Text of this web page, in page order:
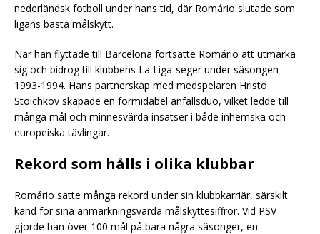
nederländsk fotboll under hans tid, där Romário slutade som
ligans bästa målskytt.
När han flyttade till Barcelona fortsatte Romário att utmärka
sig och bidrog till klubbens La Liga-seger under säsongen
1993-1994. Hans partnerskap med medspelaren Hristo
Stoichkov skapade en formidabel anfallsduo, vilket ledde till
många mål och minnesvärda insatser i både inhemska och
europeiska tävlingar.
Rekord som hålls i olika klubbar
Romário satte många rekord under sin klubbkarriär, särskilt
känd för sina anmärkningsvärda målskyttesiffror. Vid PSV
gjorde han över 100 mål på bara några säsonger, en